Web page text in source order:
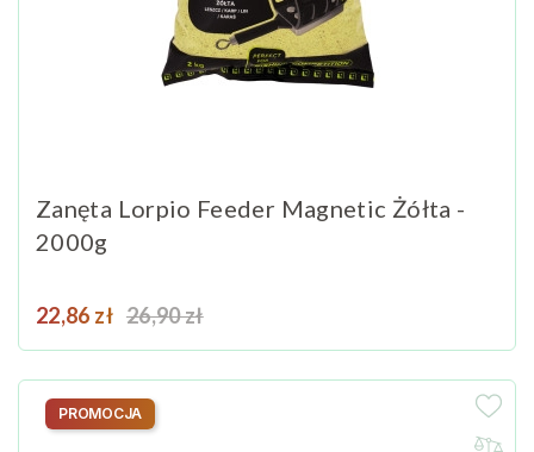
Zanęta Lorpio Feeder Magnetic Żółta -
2000g
Cena
22,86 zł Cena podstawowa
26,90 zł
PROMOCJA